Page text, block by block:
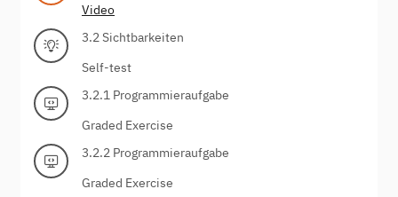
Video
3.2 Sichtbarkeiten
Self-test
3.2.1 Programmieraufgabe
Graded Exercise
3.2.2 Programmieraufgabe
Graded Exercise